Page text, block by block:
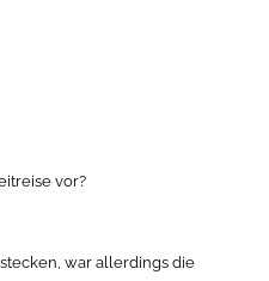
vor?
war allerdings die